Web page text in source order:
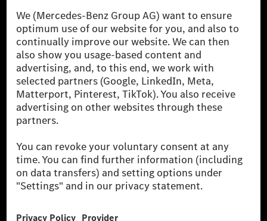
The Mercedes-Benz Group AG (former Daimler AG) is
one of the world's most successful automotive
companies. With Mercedes-Benz AG, we are one of
the leading global suppliers of premium and luxury
cars and vans. Mercedes-Benz Mobility AG offers
financing, leasing, car subscription and car rental,
fleet management, digital services for charging and
payment, insurance brokerage, as well as innovative
mobility services.
Learn more